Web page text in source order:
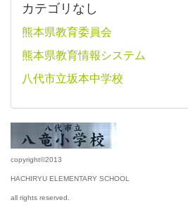
カテゴリなし
熊本県教育委員会
熊本県教育情報システム
八代市立坂本中学校
copyright©2013
HACHIRYU ELEMENTARY SCHOOL
all rights reserved.